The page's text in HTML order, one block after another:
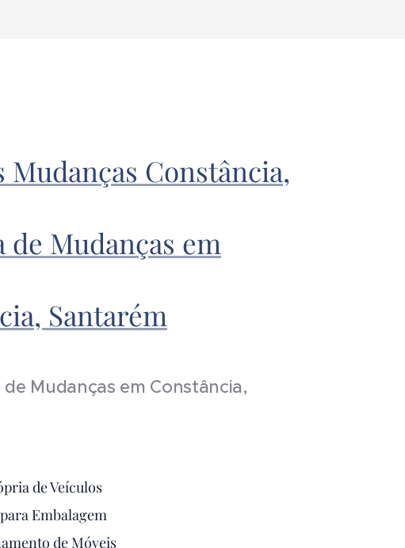
Mudanças Constância,
de Mudanças em
Santarém
Mudanças em Constância,
de Veículos
Embalagem
de Móveis